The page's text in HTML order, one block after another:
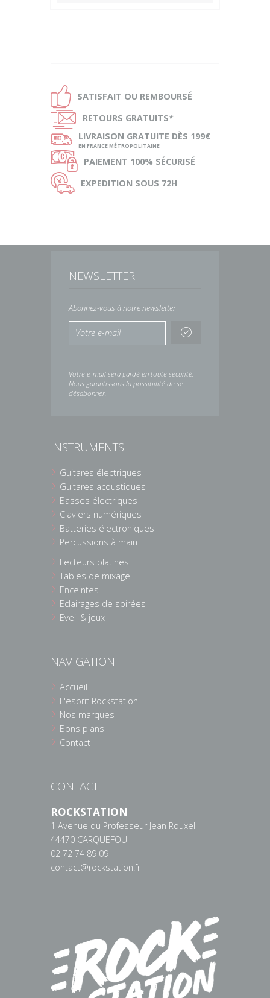
Ð SATISFAIT OU REMBOURSÉ
Ñ RETOURS GRATUITS*
ø LIVRAISON GRATUITE DÈS 199€
EN FRANCE MÉTROPOLITAINE
Ø PAIEMENT 100% SÉCURISÉ
Ù EXPEDITION SOUS 72H
NEWSLETTER
Abonnez-vous à notre newsletter
Votre e-mail sera gardé en toute sécurité.
Nous garantissons la possibilité de se
désabonner.
INSTRUMENTS
Guitares électriques
Guitares acoustiques
Basses électriques
Claviers numériques
Batteries électroniques
Percussions à main
Lecteurs platines
Tables de mixage
Enceintes
Eclairages de soirées
Eveil & jeux
NAVIGATION
Accueil
L'esprit Rockstation
Nos marques
Bons plans
Contact
CONTACT
ROCKSTATION
1 Avenue du Professeur Jean Rouxel
44470 CARQUEFOU
02 72 74 89 09
contact@rockstation.fr